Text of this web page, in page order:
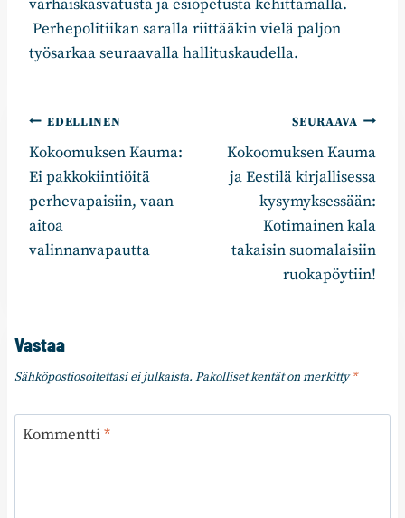
varhaiskasvatusta ja esiopetusta kehittämällä.
Perhepolitiikan saralla riittääkin vielä paljon
työsarkaa seuraavalla hallituskaudella.
Artikkelien
selaus
EDELLINEN
Kokoomuksen Kauma:
Ei pakkokiintiöitä
perhevapaisiin, vaan
aitoa
valinnanvapautta
SEURAAVA
Kokoomuksen Kauma
ja Eestilä kirjallisessa
kysymyksessään:
Kotimainen kala
takaisin suomalaisiin
ruokapöytiin!
Vastaa
Sähköpostiosoitettasi ei julkaista. Pakolliset kentät on merkitty*
Kommentti*